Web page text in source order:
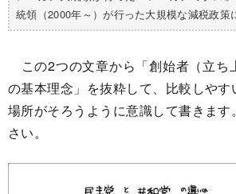
統領（2000年～）が行った大規模な減税政策
この2つの文章から「創始者（立ち
の基本理念」を抜粋して、比較しや
場所がそろうように意識して書きま
さい。